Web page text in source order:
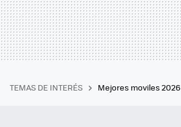
TEMAS DE INTERÉS Mejores moviles 2026